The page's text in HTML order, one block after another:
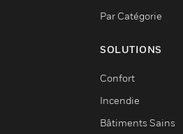
Par Catégorie
SOLUTIONS
Confort
Incendie
Bâtiments Sains